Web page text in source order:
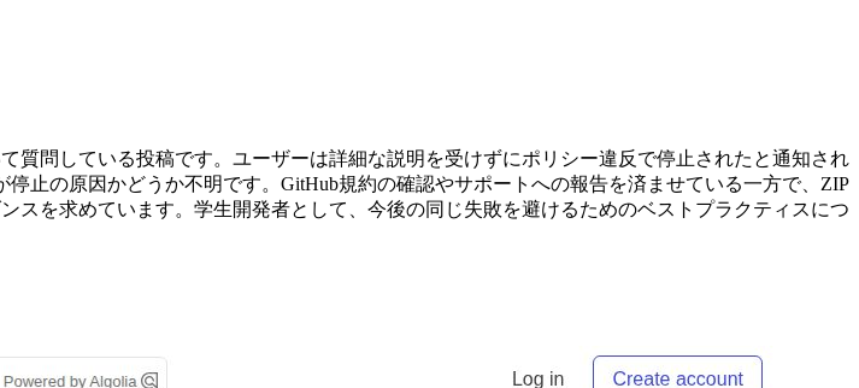
質問している投稿です。ユーザーは詳細な説明を受けずにポリシー違反で停止されたと通知され
止の原因かどうか不明です。GitHub規約の確認やサポートへの報告を済ませている一方で、ZIP
を求めています。学生開発者として、今後の同じ失敗を避けるためのベストプラクティスにつ